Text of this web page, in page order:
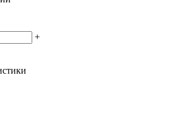
+